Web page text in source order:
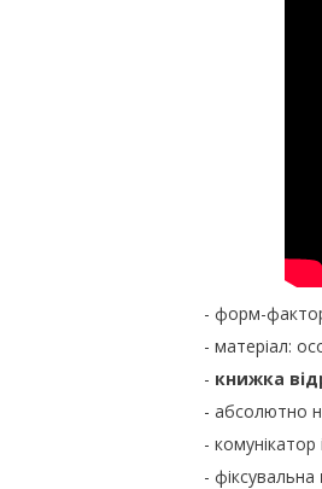
- форм-
- матеріал:
- книжка
- абсолютно
-
- фіксувальна